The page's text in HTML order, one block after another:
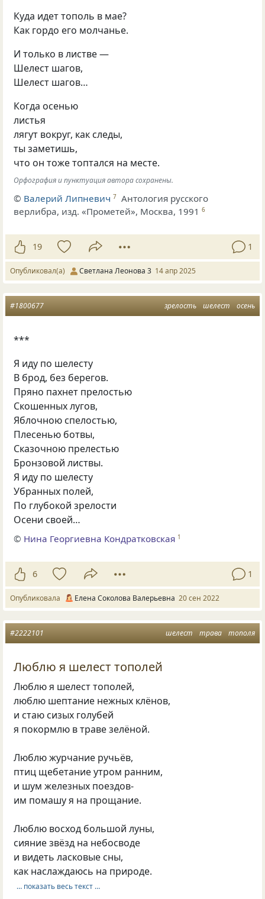
Куда идет тополь в мае?
Как гордо его молчанье.
И только в листве —
Шелест шагов,
Шелест шагов…
Когда осенью
листья
лягут вокруг, как следы,
ты заметишь,
что он тоже топтался на месте.
Орфография и пунктуация автора сохранены.
© Валерий Липневич 7 Антология русского
верлибра, изд. «Прометей», Москва, 1991 6
19 1
Опубликовал(а) Светлана Леонова 3 14 апр 2025
зрелость шелест осень
#1800677
***
Я иду по шелесту
В брод, без берегов.
Пряно пахнет прелостью
Скошенных лугов,
Яблочною спелостью,
Плесенью ботвы,
Сказочною прелестью
Бронзовой листвы.
Я иду по шелесту
Убранных полей,
По глубокой зрелости
Осени своей…
© Нина Георгиевна Кондратковская 1
6 1
Опубликовала Елена Соколова Валерьевна 20 сен 2022
шелест трава тополя
#2222101
Люблю я шелест тополей
Люблю я шелест тополей,
люблю шептание нежных клёнов,
и стаю сизых голубей
я покормлю в траве зелёной.
Люблю журчание ручьёв,
птиц щебетание утром ранним,
и шум железных поездов-
им помашу я на прощание.
Люблю восход большой луны,
сияние звёзд на небосводе
и видеть ласковые сны,
как наслаждаюсь на природе.
… показать весь текст …